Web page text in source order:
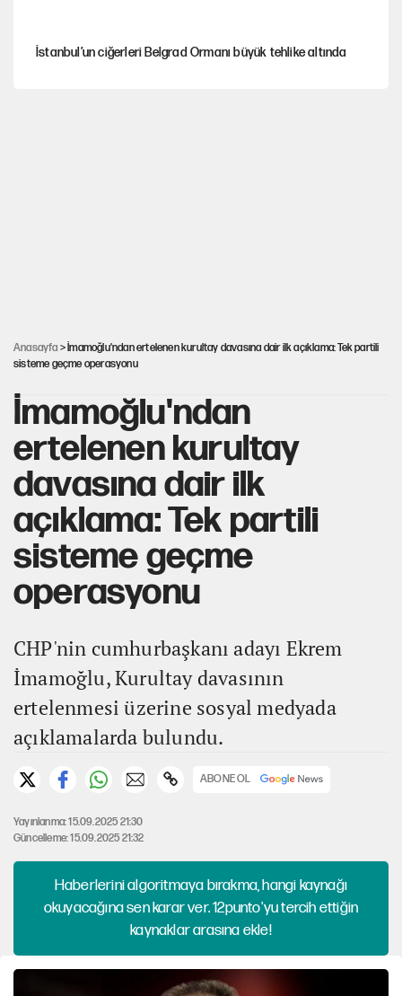
İstanbul’un ciğerleri Belgrad Ormanı büyük tehlike altında
Anasayfa > İmamoğlu'ndan ertelenen kurultay davasına dair ilk açıklama: Tek partili
sisteme geçme operasyonu
İmamoğlu'ndan
ertelenen kurultay
davasına dair ilk
açıklama: Tek partili
sisteme geçme
operasyonu
CHP'nin cumhurbaşkanı adayı Ekrem
İmamoğlu, Kurultay davasının
ertelenmesi üzerine sosyal medyada
açıklamalarda bulundu.
ABONE OL
Yayınlanma: 15.09.2025 21:30
Güncelleme: 15.09.2025 21:32
Haberlerini algoritmaya bırakma, hangi kaynağı
okuyacağına sen karar ver. 12punto'yu tercih ettiğin
kaynaklar arasına ekle!